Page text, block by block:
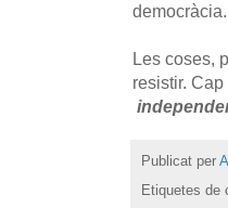
Les coses,
resistir. Cap
Publicat per
Etiquetes de